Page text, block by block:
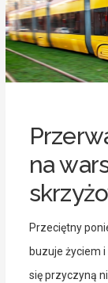
na
Przeciętny
buzuje życiem
się przyczyną